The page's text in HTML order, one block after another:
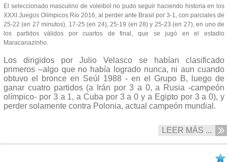
El seleccionado masculino de voleibol no pudo seguir haciendo historia en los
XXXI Juegos Olímpicos Río 2016, al perder ante Brasil por 3-1, con parciales de
25-22 (en 27 minutos), 17-25 (en 24), 25-19 (en 28) y 25-23 (en 27), en uno de
los partidos válidos por cuartos de final, que se jugó en el estadio
Maracanazinho.
Los dirigidos por Julio Velasco se habían clasificado
primeros –algo que no había logrado nunca, ni aun cuando
obtuvo el bronce en Seúl 1988 - en el Grupo B, luego de
ganar cuatro partidos (a Irán por 3 a 0, a Rusia -campeón
olímpico- por 3 a 1, a Cuba por 3 a 0 y a Egipto por 3 a 0), y
perder solamente contra Polonia, actual campeón mundial.
LEER MÁS ...